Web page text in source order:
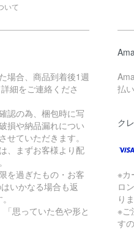
いて
場合、商品到着後1週
細をご連絡くださ
認の為、梱包時に写
損や納品漏れについ
せていただきます。
、まずお客様より配
を過ぎたもの・お客
いかなる場合も返
思っていた色や形と
払
ク
※カ
ロ
り
※ご
す